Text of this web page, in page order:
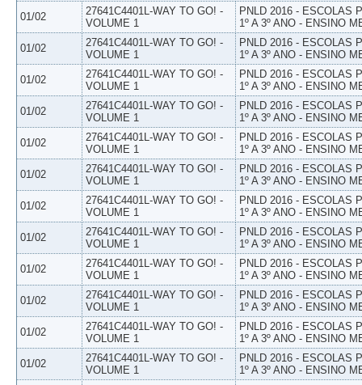
01/02
27641C4401L-WAY TO GO! -
VOLUME 1
PNLD 2016 - ESCOLAS
1º A 3º ANO - ENSINO
01/02
27641C4401L-WAY TO GO! -
VOLUME 1
PNLD 2016 - ESCOLAS
1º A 3º ANO - ENSINO
01/02
27641C4401L-WAY TO GO! -
VOLUME 1
PNLD 2016 - ESCOLAS
1º A 3º ANO - ENSINO
01/02
27641C4401L-WAY TO GO! -
VOLUME 1
PNLD 2016 - ESCOLAS
1º A 3º ANO - ENSINO
01/02
27641C4401L-WAY TO GO! -
VOLUME 1
PNLD 2016 - ESCOLAS
1º A 3º ANO - ENSINO
01/02
27641C4401L-WAY TO GO! -
VOLUME 1
PNLD 2016 - ESCOLAS
1º A 3º ANO - ENSINO
01/02
27641C4401L-WAY TO GO! -
VOLUME 1
PNLD 2016 - ESCOLAS
1º A 3º ANO - ENSINO
01/02
27641C4401L-WAY TO GO! -
VOLUME 1
PNLD 2016 - ESCOLAS
1º A 3º ANO - ENSINO
01/02
27641C4401L-WAY TO GO! -
VOLUME 1
PNLD 2016 - ESCOLAS
1º A 3º ANO - ENSINO
01/02
27641C4401L-WAY TO GO! -
VOLUME 1
PNLD 2016 - ESCOLAS
1º A 3º ANO - ENSINO
01/02
27641C4401L-WAY TO GO! -
VOLUME 1
PNLD 2016 - ESCOLAS
1º A 3º ANO - ENSINO
01/02
27641C4401L-WAY TO GO! -
VOLUME 1
PNLD 2016 - ESCOLAS
1º A 3º ANO - ENSINO